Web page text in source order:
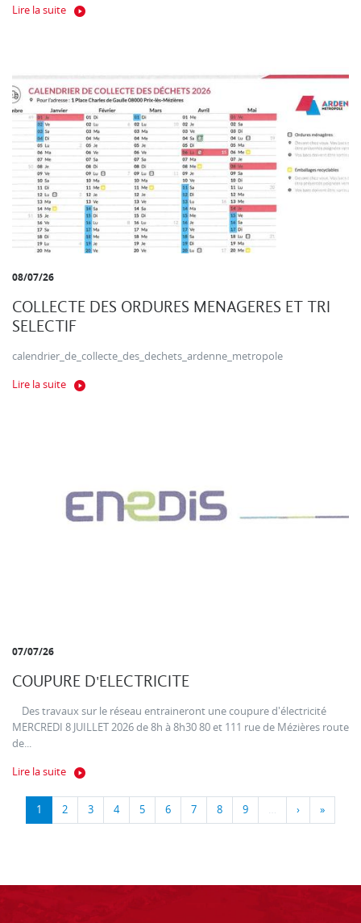
Lire la suite
08/07/26
COLLECTE DES ORDURES MENAGERES ET TRI
SELECTIF
calendrier_de_collecte_des_dechets_ardenne_metropole
Lire la suite
07/07/26
COUPURE D'ELECTRICITE
Des travaux sur le réseau entraineront une coupure d'électricité
MERCREDI 8 JUILLET 2026 de 8h à 8h30 80 et 111 rue de Mézières route
de...
Lire la suite
1 2 3 4 5 6 7 8 9 … › »